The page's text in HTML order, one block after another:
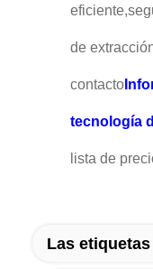
de
contacto
tecnología
lista de
Las etiquetas